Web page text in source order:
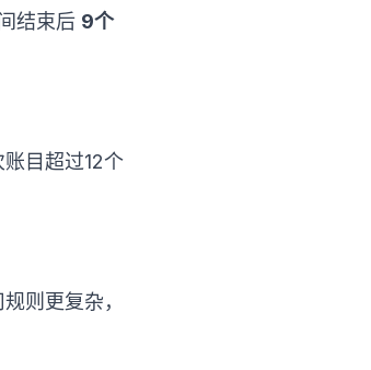
结束后 9个
目超过12个
则更复杂，